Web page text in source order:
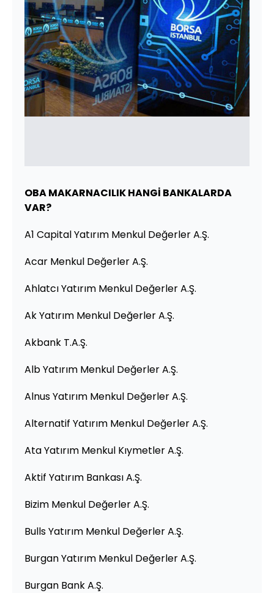
OBA MAKARNACILIK HANGİ BANKALARDA
VAR?
A1 Capital Yatırım Menkul Değerler A.Ş.
Acar Menkul Değerler A.Ş.
Ahlatcı Yatırım Menkul Değerler A.Ş.
Ak Yatırım Menkul Değerler A.Ş.
Akbank T.A.Ş.
Alb Yatırım Menkul Değerler A.Ş.
Alnus Yatırım Menkul Değerler A.Ş.
Alternatif Yatırım Menkul Değerler A.Ş.
Ata Yatırım Menkul Kıymetler A.Ş.
Aktif Yatırım Bankası A.Ş.
Bizim Menkul Değerler A.Ş.
Bulls Yatırım Menkul Değerler A.Ş.
Burgan Yatırım Menkul Değerler A.Ş.
Burgan Bank A.Ş.